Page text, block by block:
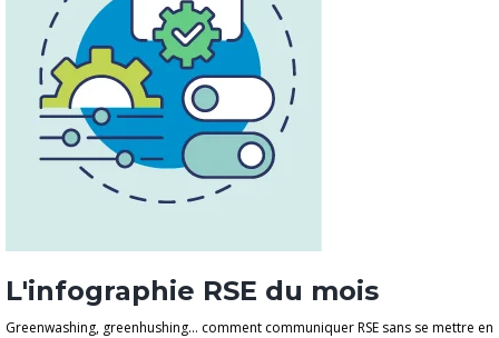
L'infographie RSE du mois
Greenwashing, greenhushing… comment communiquer RSE sans se mettre en